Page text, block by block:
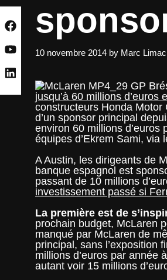
10 novembre 2014 by Marc
jusqu’à 60 millions
constructeurs Honda Motor
d’un sponsor principal
environ 60 millions
équipes d’Ekrem Sami, via
A Austin, les dirigeants de
banque espagnol est
passant de 10 millions
investissement passé si
La première est de
prochain budget, McLaren
manqué par McLaren de
principal, sans l’exposition
millions d’euros par année
autant voir 15 millions